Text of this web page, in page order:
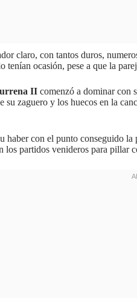
claro, con tantos duros,
ocasión, pese a que la
II comenzó a dominar con
zaguero y los huecos en la
haber con el punto conseguido
los partidos venideros para pillar